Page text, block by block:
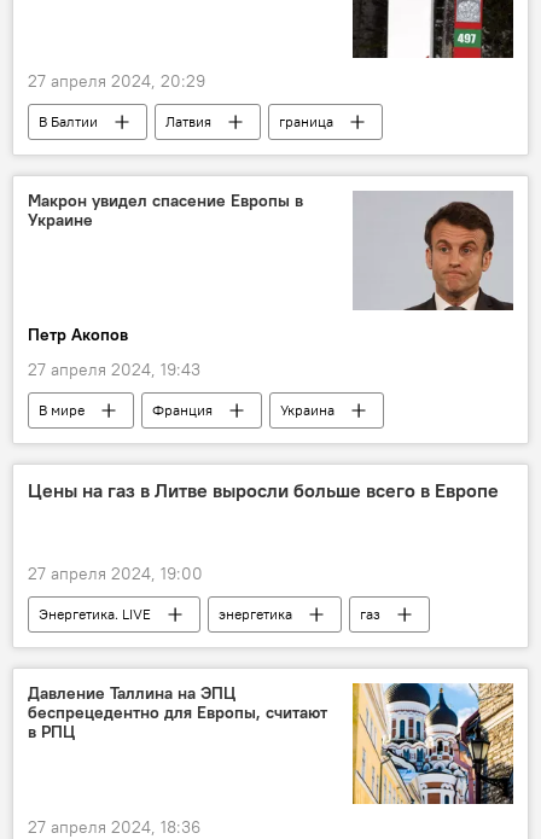
27 апреля 2024, 20:29
В Балтии Латвия
граница
государственная граница
Россия
строительство
забор
Макрон увидел спасение Европы в
Украине
Петр Акопов
27 апреля 2024, 19:43
В мире Франция
Украина
Эммануэль Макрон
Европа
Евросоюз (ЕС)
Цены на газ в Литве выросли больше всего в Европе
27 апреля 2024, 19:00
Энергетика. LIVE энергетика
газ
Литва
Латвия
Эстония
электричество
Евростат
цены на газ
цены
Давление Таллина на ЭПЦ
беспрецедентно для Европы, считают
в РПЦ
27 апреля 2024, 18:36